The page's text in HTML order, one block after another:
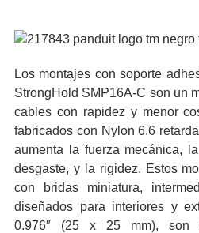
Los montajes con soporte
StrongHold SMP16A-C son un
cables con rapidez y menor
fabricados con Nylon 6.6
aumenta la fuerza mecánica,
desgaste, y la rigidez. Estos
con bridas miniatura,
diseñados para interiores y
0.976″ (25 x 25 mm),